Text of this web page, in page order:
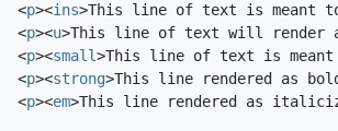
<p><ins>This line of text is meant
<p><u>This line of text will render
<p><small>This line of text is
<p><strong>This line rendered as
<p><em>This line rendered as